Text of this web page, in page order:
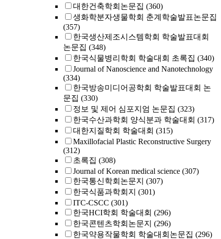
대한건축학회논문집 (360)
생화학분자생물학회 춘계학술발표논문집
(357)
한국생산제조시스템학회 학술발표대회
논문집 (348)
한국식물병리학회 학술대회 초록집 (340)
Journal of Nanoscience and Nanotechnology
(334)
한국방송미디어공학회 학술발표대회 논
문집 (330)
정보 및 제어 심포지엄 논문집 (323)
한국수산과학회 양식분과 학술대회 (317)
대한지질학회 학술대회 (315)
Maxillofacial Plastic Reconstructive Surgery
(312)
초록집 (308)
Journal of Korean medical science (307)
한국통신학회논문지 (307)
한국식품과학회지 (301)
ITC-CSCC (301)
한국HCI학회 학술대회 (296)
한국콘텐츠학회논문지 (296)
한국약용작물학회 학술대회논문집 (296)